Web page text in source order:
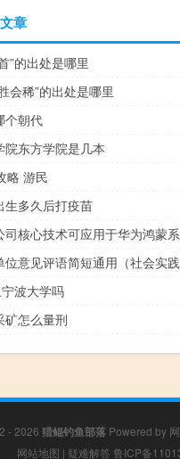
章
”的出处是哪里
会稀”的出处是哪里
个朝代
院东方学院是几本
略 游民
生多久后打疫苗
意见评语简短通用（社会实践
波大学吗
矿怎么量刑
- 2026 猎鲲钓鱼部落Powered by
网站地图 | 疑难解答 鲁ICP备